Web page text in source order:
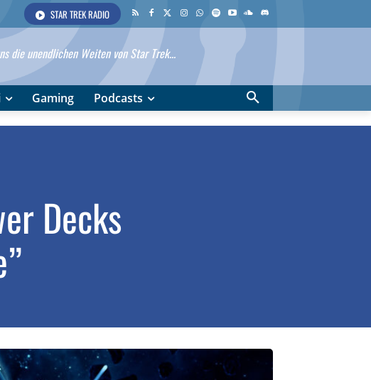
STAR TREK RADIO
die unendlichen Weiten von Star Trek...
Gaming Podcasts
Decks